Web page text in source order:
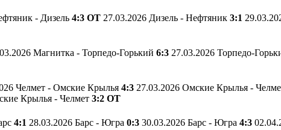
- Дизель 4:3 ОТ 27.03.2026 Дизель - Нефтяник 3:1
Магнитка - Торпедо-Горький 6:3 27.03.2026 Торпедо-
Челмет - Омские Крылья 4:3 27.03.2026 Омские Крылья -
Крылья - Челмет 3:2 ОТ
4:1 28.03.2026 Барс - Югра 0:3 30.03.2026 Барс - Югра 4:3